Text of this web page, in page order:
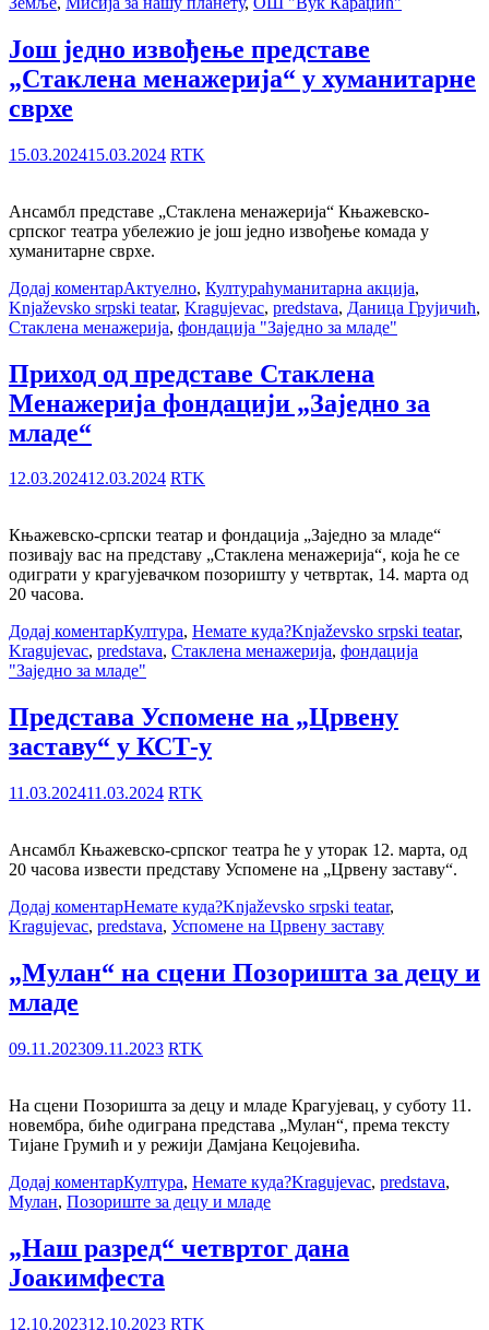
Још једно извођење представе
„Стаклена менажерија“ у хуманитарне
сврхе
15.03.202415.03.2024 RTK
Ансамбл представе „Стаклена менажерија“ Књажевско-
српског театра убележио је још једно извођење комада у
хуманитарне сврхе.
Додај коментарАктуелно, Култураhуманитарна акција,
Knjaževsko srpski teatar, Kragujevac, predstava, Даница Грујичић,
Стаклена менажерија, фондација "Заједно за младе"
Приход од представе Стаклена
Менажерија фондацији „Заједно за
младе“
12.03.202412.03.2024 RTK
Књажевско-српски театар и фондација „Заједно за младе“
позивају вас на представу „Стаклена менажерија“, која ће се
одиграти у крагујевачком позоришту у четвртак, 14. марта од
20 часова.
Додај коментарКултура, Немате куда?Knjaževsko srpski teatar,
Kragujevac, predstava, Стаклена менажерија, фондација
"Заједно за младе"
Представа Успомене на „Црвену
заставу“ у КСТ-у
11.03.202411.03.2024 RTK
Ансамбл Књажевско-српског театра ће у уторак 12. марта, од
20 часова извести представу Успомене на „Црвену заставу“.
Додај коментарНемате куда?Knjaževsko srpski teatar,
Kragujevac, predstava, Успомене на Црвену заставу
„Мулан“ на сцени Позоришта за децу и
младе
09.11.202309.11.2023 RTK
На сцени Позоришта за децу и младе Крагујевац, у суботу 11.
новембра, биће одиграна представа „Мулан“, према тексту
Тијане Грумић и у режији Дамјана Кецојевића.
Додај коментарКултура, Немате куда?Kragujevac, predstava,
Мулан, Позориште за децу и младе
„Наш разред“ четвртог дана
Јоакимфеста
12.10.202312.10.2023 RTK